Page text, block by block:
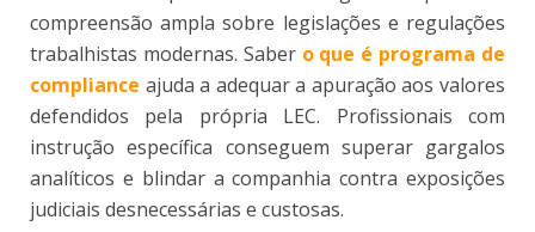
compreensão ampla sobre legislações e regulações
trabalhistas modernas. Sabero que é programa de
compliance ajuda a adequar a apuração aos valores
defendidos pela própria LEC. Profissionais com
instrução específica conseguem superar gargalos
analíticos e blindar a companhia contra exposições
judiciais desnecessárias e custosas.